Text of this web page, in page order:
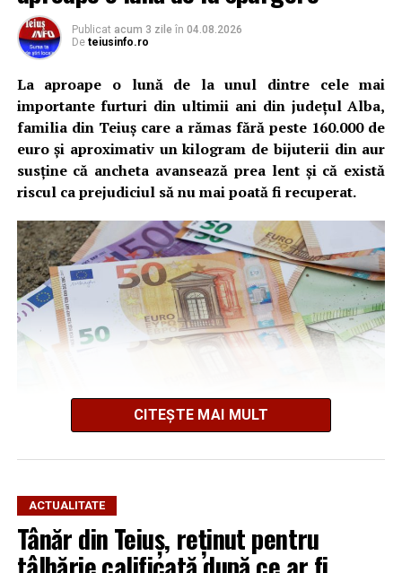
Publicat acum 3 zile în 04.08.2026
De teiusinfo.ro
La aproape o lună de la unul dintre cele mai
importante furturi din ultimii ani din județul Alba,
familia din Teiuș care a rămas fără peste 160.000 de
euro și aproximativ un kilogram de bijuterii din aur
susține că ancheta avansează prea lent și că există
riscul ca prejudiciul să nu mai poată fi recuperat.
Cum s-a produs spargerea
Potrivit informațiilor din dosar și declarațiilor
persoanelor vătămate, în noaptea de 3 spre 4 iulie 2026,
CITEȘTE MAI MULT
ACTUALITATE
Tânăr din Teiuș, reținut pentru